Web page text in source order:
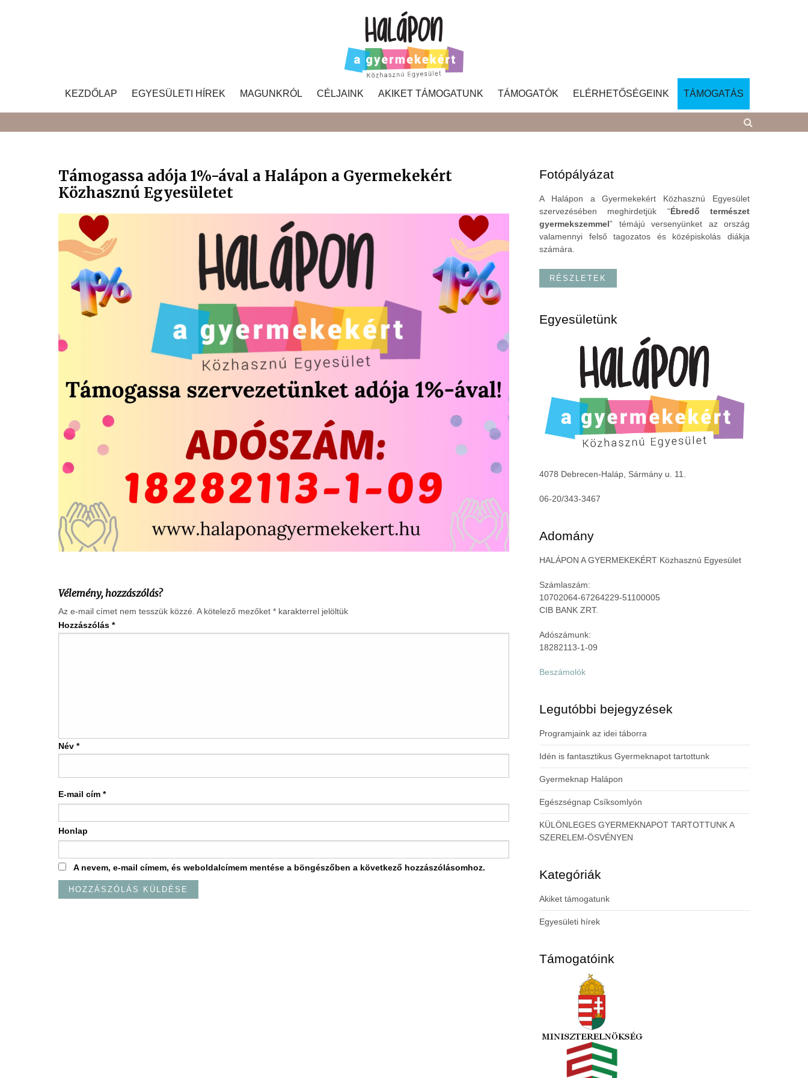
KEZDŐLAP EGYESÜLETI HÍREK MAGUNKRÓL CÉLJAINK AKIKET TÁMOGATUNK TÁMOGATÓK ELÉRHETŐSÉGEINK TÁMOGATÁS
Támogassa adója 1%-ával a Halápon a Gyermekekért
Közhasznú Egyesületet
Vélemény, hozzászólás?
Az e-mail címet nem tesszük közzé. A kötelező mezőket * karakterrel jelöltük
Hozzászólás *
Név *
E-mail cím *
Honlap
A nevem, e-mail címem, és weboldalcímem mentése a böngészőben a következő hozzászólásomhoz.
Fotópályázat
A Halápon a Gyermekekért Közhasznú Egyesület
szervezésében meghirdetjük “Ébredő természet
gyermekszemmel” témájú versenyünket az ország
valamennyi felső tagozatos és középiskolás diákja
számára.
RÉSZLETEK
Egyesületünk
4078 Debrecen-Haláp, Sármány u. 11.
06-20/343-3467
Adomány
HALÁPON A GYERMEKEKÉRT Közhasznú Egyesület
Számlaszám:
10702064-67264229-51100005
CIB BANK ZRT.
Adószámunk:
18282113-1-09
Beszámolók
Legutóbbi bejegyzések
Programjaink az idei táborra
Idén is fantasztikus Gyermeknapot tartottunk
Gyermeknap Halápon
Egészségnap Csíksomlyón
KÜLÖNLEGES GYERMEKNAPOT TARTOTTUNK A
SZERELEM-ÖSVÉNYEN
Kategóriák
Akiket támogatunk
Egyesületi hírek
Támogatóink